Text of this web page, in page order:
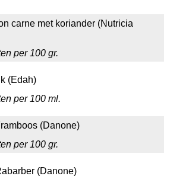
carne met koriander (Nutricia
per 100 gr.
(Edah)
per 100 ml.
(Danone)
per 100 gr.
(Danone)